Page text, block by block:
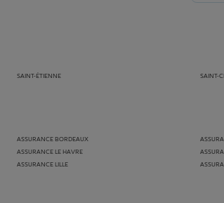
SAINT-ÉTIENNE SAINT-
ASSURANCE BORDEAUX
ASSURANCE LE HAVRE
ASSURANCE LILLE